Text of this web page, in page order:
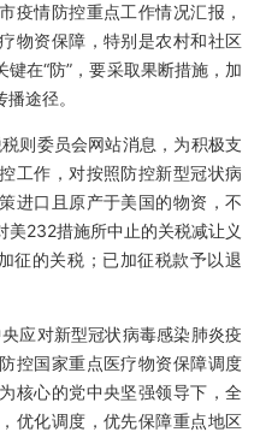
疫情防控重点工作情况汇报，
物资保障，特别是农村和社区
在“防”，要采取果断措施，加
途径。
则委员会网站消息，为积极支
工作，对按照防控新型冠状病
进口且原产于美国的物资，不
美232措施所中止的关税减让义
征的关税；已加征税款予以退
应对新型冠状病毒感染肺炎疫
控国家重点医疗物资保障调度
核心的党中央坚强领导下，全
优化调度，优先保障重点地区